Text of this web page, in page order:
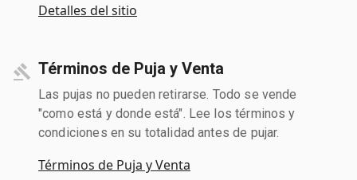
Detalles del sitio
Términos de Puja y Venta
Las pujas no pueden retirarse. Todo se vende
"como está y donde está". Lee los términos y
condiciones en su totalidad antes de pujar.
Términos de Puja y Venta